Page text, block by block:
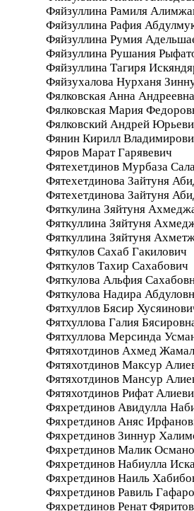
Фяйзуллина Рамиля
Фяйзуллина Рафия
Фяйзуллина Румия
Фяйзуллина Рушания
Фяйзуллина Тагиря
Фяйзухалова Нурханя
Фялковская Анна Андреевна
Фялковская Мария
Фялковский Андрей
Фянин Кирилл
Фяров Марат Гарявевич
Фятехетдинов Мурбаза
Фятехетдинова Зайтуня
Фятехетдинова Зайтуня
Фяткулина Зяйтуня
Фяткуллина Зяйтуня
Фяткуллина Зяйтуня
Фяткулов Сахаб Гакилович
Фяткулов Тахир Сахабович
Фяткулова Альфия
Фяткулова Надира
Фятхуллов Бясир
Фятхуллова Галия
Фятхуллова Мерсинда
Фятяхотдинов Ахмед
Фятяхотдинов Максур
Фятяхотдинов Мансур
Фятяхотдинов Рифат
Фяхретдинов Авидулла
Фяхретдинов Аняс
Фяхретдинов Зиннур
Фяхретдинов Малик
Фяхретдинов Набиулла
Фяхретдинов Наиль
Фяхретдинов Равиль
Фяхретдинов Ренат